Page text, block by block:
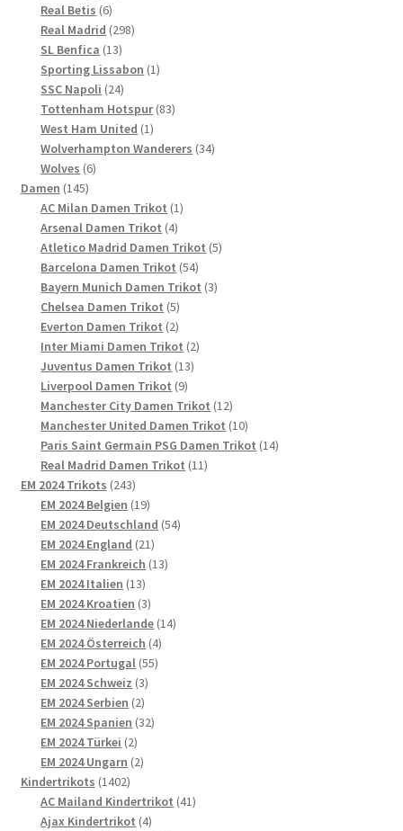
Real Betis 66
Produkte
Real Madrid 298298
SL Benfica 1313
Produkte
Sporting Lissabon 11
SSC Napoli 2424
Produkte
Tottenham Hotspur 8383
West Ham United 11
Produkt
Wolverhampton Wanderers 3434
Wolves 66
Damen 145145
Produkte
AC Milan Damen Trikot 11
Arsenal Damen Trikot 44
Produkte
Atletico Madrid Damen Trikot 55
Barcelona Damen Trikot 5454
Produkte
Bayern Munich Damen Trikot 33
Chelsea Damen Trikot 55
Produkte
Everton Damen Trikot 22
Produkte
Inter Miami Damen Trikot 22
Juventus Damen Trikot 1313
Liverpool Damen Trikot 99
Produkte
Manchester City Damen Trikot 1212
Produkte
Manchester United Damen Trikot 1010
Produkte
Paris Saint Germain PSG Damen Trikot 1414
Real Madrid Damen Trikot 1111
EM 2024 Trikots 243243
Produkte
EM 2024 Belgien 1919
Produkte
EM 2024 Deutschland 5454
EM 2024 England 2121
Produkte
EM 2024 Frankreich 1313
EM 2024 Italien 1313
Produkte
EM 2024 Kroatien 33
Produkte
EM 2024 Niederlande 1414
EM 2024 Österreich 44
EM 2024 Portugal 5555
EM 2024 Schweiz 33
EM 2024 Serbien 22
Produkte
EM 2024 Spanien 3232
EM 2024 Türkei 22
Produkte
EM 2024 Ungarn 22
Kindertrikots 14021402
Produkte
AC Mailand Kindertrikot 4141
Ajax Kindertrikot 44